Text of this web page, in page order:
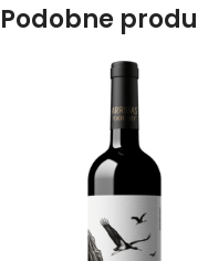
Podobne